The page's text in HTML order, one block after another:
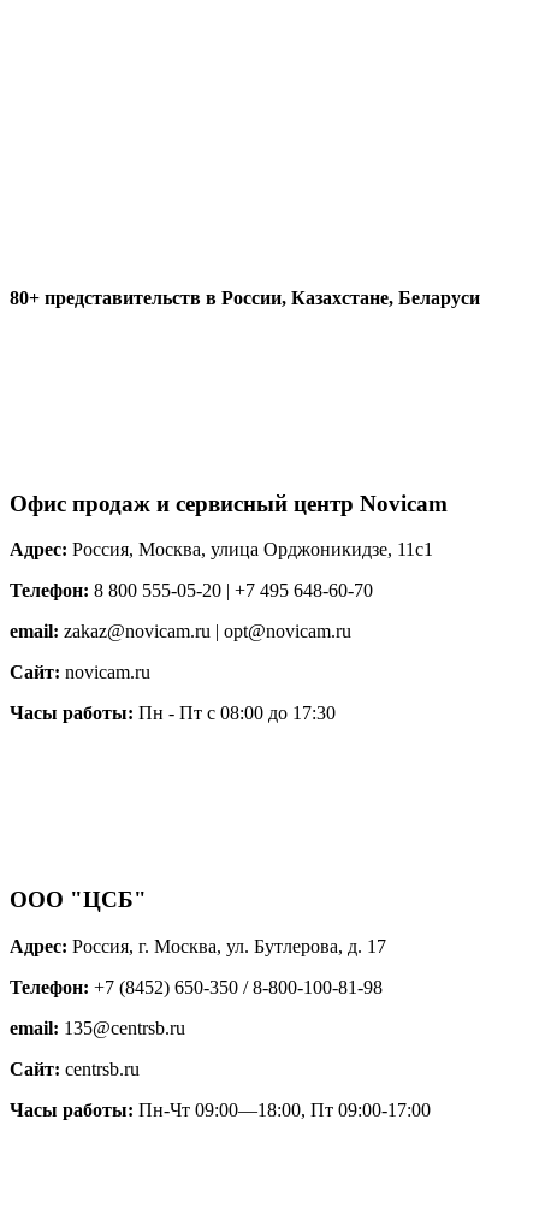
80+ представительств в России, Казахстане, Беларуси
Офис продаж и сервисный центр Novicam
Адрес: Россия, Москва, улица Орджоникидзе, 11с1
Телефон: 8 800 555-05-20 | +7 495 648-60-70
email: zakaz@novicam.ru | opt@novicam.ru
Сайт: novicam.ru
Часы работы: Пн - Пт с 08:00 до 17:30
ООО "ЦСБ"
Адрес: Россия, г. Москва, ул. Бутлерова, д. 17
Телефон: +7 (8452) 650-350 / 8-800-100-81-98
email: 135@centrsb.ru
Сайт: centrsb.ru
Часы работы: Пн-Чт 09:00—18:00, Пт 09:00-17:00